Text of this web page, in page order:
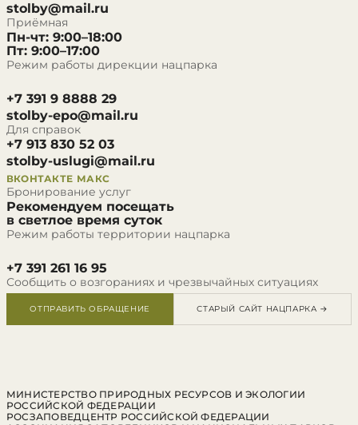
stolby@mail.ru
Приёмная
Пн-чт: 9:00–18:00
Пт: 9:00–17:00
Режим работы дирекции нацпарка
+7 391 9 8888 29
stolby-epo@mail.ru
Для справок
+7 913 830 52 03
stolby-uslugi@mail.ru
ВКОНТАКТЕ МАКС
Бронирование услуг
Рекомендуем посещать
в светлое время суток
Режим работы территории нацпарка
+7 391 261 16 95
Сообщить о возгораниях и чрезвычайных ситуациях
ОТПРАВИТЬ ОБРАЩЕНИЕ СТАРЫЙ САЙТ НАЦПАРКА →
МИНИСТЕРСТВО ПРИРОДНЫХ РЕСУРСОВ И ЭКОЛОГИИ
РОССИЙСКОЙ ФЕДЕРАЦИИ
РОСЗАПОВЕДЦЕНТР РОССИЙСКОЙ ФЕДЕРАЦИИ